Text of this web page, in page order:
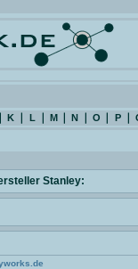
K L M N O P
Stanley: